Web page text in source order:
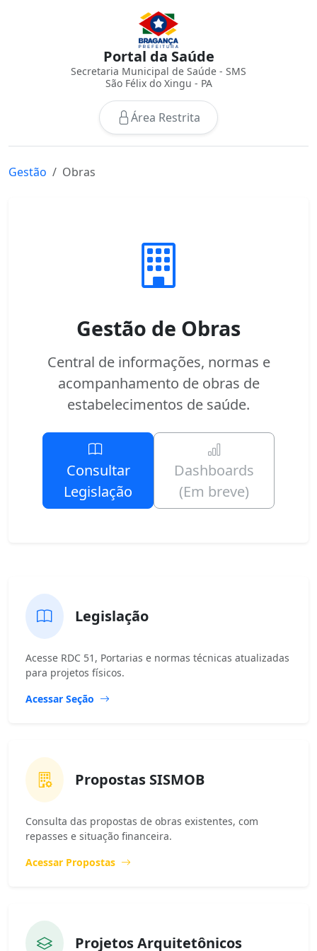
Portal da Saúde
Secretaria Municipal de Saúde - SMS
São Félix do Xingu - PA
Área Restrita
Gestão Obras
Gestão de Obras
Central de informações, normas e
acompanhamento de obras de
estabelecimentos de saúde.
Consultar
Legislação
Dashboards
(Em breve)
Legislação
Acesse RDC 51, Portarias e normas técnicas atualizadas
para projetos físicos.
Acessar Seção
Propostas SISMOB
Consulta das propostas de obras existentes, com
repasses e situação financeira.
Acessar Propostas
Projetos Arquitetônicos